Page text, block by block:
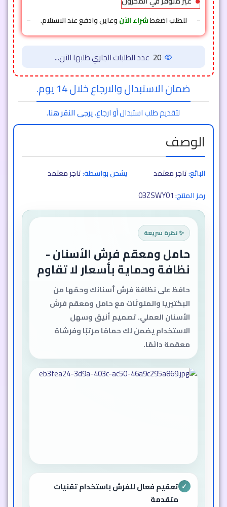
للطلب اضغطشراء الآنوعاين وادفع عند الاستلام.
20 عدد الطلبات الجاري طلبها الآن...
ضمان الاستبدال والارجاع خلال 14 يوم.
لتقديم طلب استبدال أو ارجاع،يرجى النقر هنا.
الوصف
البائع:تاجر معتمد يشحن بواسطة:تاجر معتمد
رمز المنتج:03ZSWY01
✨ نظرة سريعة
حامل ومعقم فرش الأسنان -
نظافة وحماية بأسعار لا تقاوم
حافظ على نظافة فرش أسنانك وحمّها من
البكتيريا والملوثات مع حامل ومعقم فرش
الأسنان العملي. تصميم أنيق وسهل
الاستخدام يضمن لك حمامًا مرتبًا وفرشاة
معقمة دائمًا.
✓ تعقيم فعال للفرش باستخدام تقنيات
متقدمة